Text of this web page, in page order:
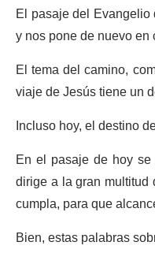
El pasaje del
y nos pone de nuevo en
El tema del camino,
viaje de Jesús tiene un
Incluso hoy, el destino
En el pasaje de hoy
dirige a la gran
cumpla, para que
Bien, estas palabras